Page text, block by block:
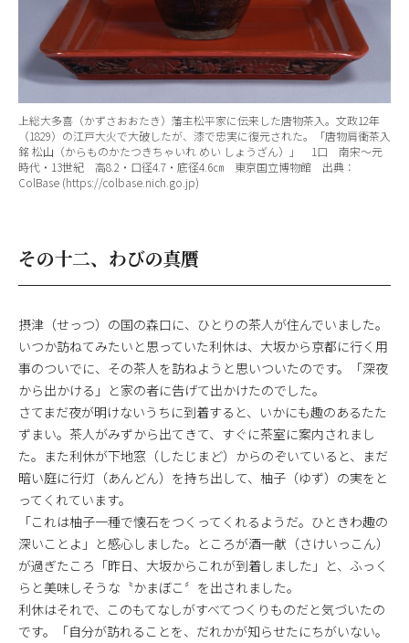
上総大多喜（かずさおおたき）藩主松平家に伝来した唐物茶入。文政12年
（1829）の江戸大火で大破したが、漆で忠実に復元された。「唐物肩衝茶入
銘 松山（からものかたつきちゃいれ めい しょうざん）」 1口 南宋～元
時代・13世紀 高8.2・口径4.7・底径4.6㎝ 東京国立博物館 出典：
ColBase (https://colbase.nich.go.jp)
その十二、わびの真贋
摂津（せっつ）の国の森口に、ひとりの茶人が住んでいました。
いつか訪ねてみたいと思っていた利休は、大坂から京都に行く用
事のついでに、その茶人を訪ねようと思いついたのです。「深夜
から出かける」と家の者に告げて出かけたのでした。
さてまだ夜が明けないうちに到着すると、いかにも趣のあるたた
ずまい。茶人がみずから出てきて、すぐに茶室に案内されまし
た。また利休が下地窓（したじまど）からのぞいていると、まだ
暗い庭に行灯（あんどん）を持ち出して、柚子（ゆず）の実をと
ってくれています。
「これは柚子一種で懐石をつくってくれるようだ。ひときわ趣の
深いことよ」と感心しました。ところが酒一献（さけいっこん）
が過ぎたころ「昨日、大坂からこれが到着しました」と、ふっく
らと美味しそうな〝かまぼこ〞を出されました。
利休はそれで、このもてなしがすべてつくりものだと気づいたの
です。「自分が訪れることを、だれかが知らせたにちがいない。